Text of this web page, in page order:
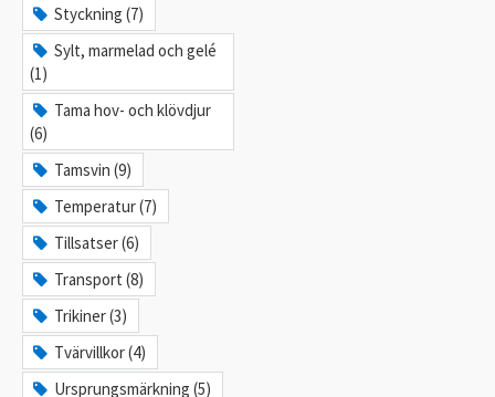
Styckning (7)
Sylt, marmelad och gelé
(1)
Tama hov- och klövdjur
(6)
Tamsvin (9)
Temperatur (7)
Tillsatser (6)
Transport (8)
Trikiner (3)
Tvärvillkor (4)
Ursprungsmärkning (5)